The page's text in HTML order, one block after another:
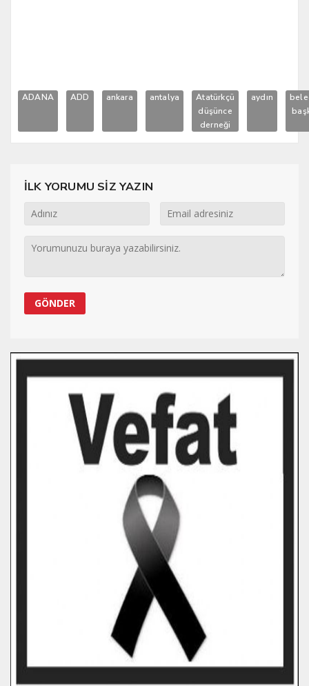
ADANA ADD ankara antalya
Atatürkçü
düşünce
derneği
aydın
İLK YORUMU SİZ YAZIN